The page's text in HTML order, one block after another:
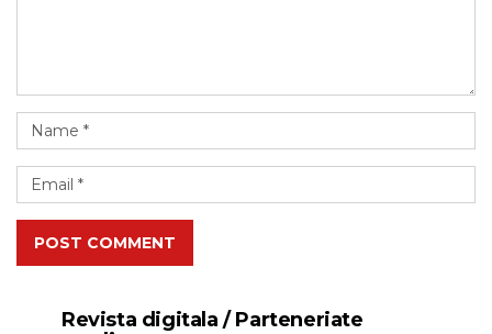
POST COMMENT
Revista digitala / Parteneriate